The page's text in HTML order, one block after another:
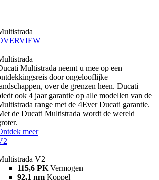
Multistrada neemt u mee op een
door ongelooflijke
over de grenzen heen. Ducati
ook 4 jaar garantie op alle modellen van de
range met de 4Ever Ducati garantie.
de Ducati Multistrada wordt de wereld
meer
V2
115,6 PK Vermogen
92,1 nm Koppel